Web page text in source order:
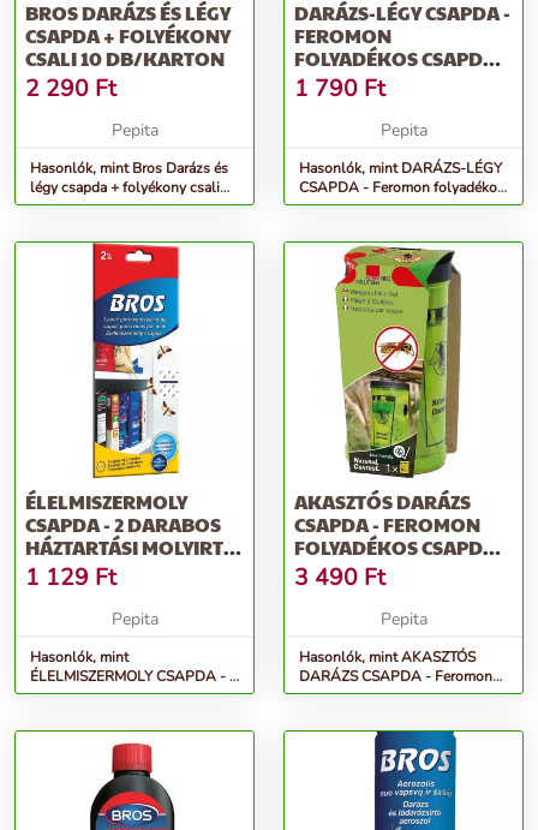
BROS DARÁZS ÉS LÉGY
CSAPDA + FOLYÉKONY
CSALI 10 DB/KARTON
2 290 Ft
Pepita
Hasonlók, mint Bros Darázs és
légy csapda + folyékony csali
10 db/karton
DARÁZS-LÉGY CSAPDA -
FEROMON
FOLYADÉKOS CSAPDA
DARAZSAK ÉS
LEGYEK...
1 790 Ft
Pepita
Hasonlók, mint DARÁZS-LÉGY
CSAPDA - Feromon folyadékos
csapda darazsak és legyek...
ÉLELMISZERMOLY
CSAPDA - 2 DARABOS
HÁZTARTÁSI MOLYIRTÓ
CSAPDA - LE...
1 129 Ft
Pepita
Hasonlók, mint
ÉLELMISZERMOLY CSAPDA - 2
darabos háztartási molyirtó
AKASZTÓS DARÁZS
CSAPDA - FEROMON
FOLYADÉKOS CSAPDA
DARAZSAK ELLEN...
3 490 Ft
Pepita
Hasonlók, mint AKASZTÓS
DARÁZS CSAPDA - Feromon
folyadékos csapda darazsak